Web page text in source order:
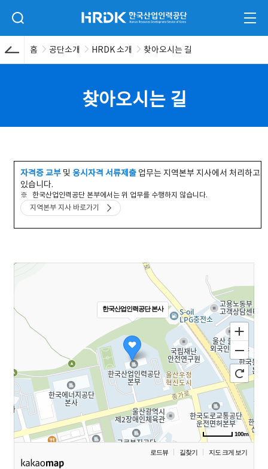
검색 입력폼 열기 HRDK 한국산업인력공단 전체
홈 공단소개 HRDK 소개 찾아오시는 길
찾아오시는 길
자격증 교부 및 응시자격 서류제출 업무는 지역본부 지사에서 처리하고
있습니다.
한국산업인력공단 본부에서는 위 업무를 수행하지 않습니다.
지역본부 지사 바로가기
한국산업인력공단 본사
100m
로드뷰 길찾기 지도 크게 보기